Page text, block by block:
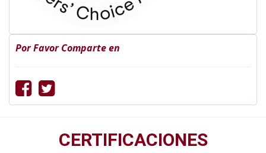
Por Favor Comparte en
CERTIFICACIONES